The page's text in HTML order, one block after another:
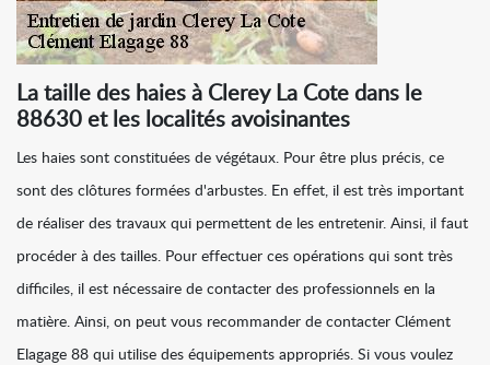
La taille des haies à Clerey La Cote dans le
88630 et les localités avoisinantes
Les haies sont constituées de végétaux. Pour être plus précis, ce
sont des clôtures formées d'arbustes. En effet, il est très important
de réaliser des travaux qui permettent de les entretenir. Ainsi, il faut
procéder à des tailles. Pour effectuer ces opérations qui sont très
difficiles, il est nécessaire de contacter des professionnels en la
matière. Ainsi, on peut vous recommander de contacter Clément
Elagage 88 qui utilise des équipements appropriés. Si vous voulez